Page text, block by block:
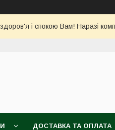
і спокою Вам! Наразі
ДОСТАВКА ТА ОПЛАТА